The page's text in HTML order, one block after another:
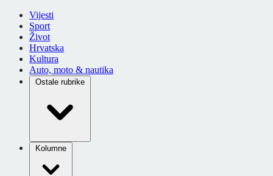
Vijesti
Sport
Život
Hrvatska
Kultura
Auto, moto & nautika
Ostale rubrike
Kolumne